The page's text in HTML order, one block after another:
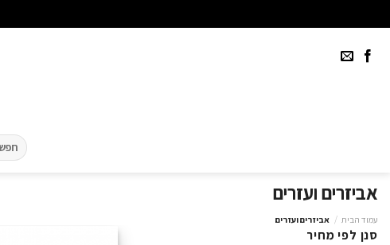
חיפוש
עבור:
אביזרים ועזרים
עמוד הבית / אביזרים ועזרים
סנן לפי מחיר